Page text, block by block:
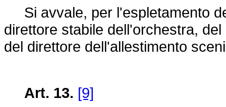
Si avvale, per l'espletamento
direttore stabile dell'orchestra,
del direttore dell'allestimento
Art. 13. [9]